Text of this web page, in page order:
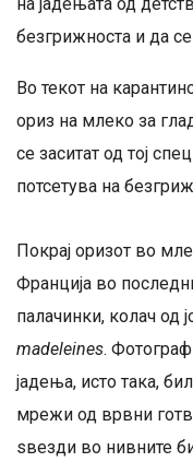
безгрижноста и да
Во текот на
ориз на млеко за
се заситат од тој
потсетува на
Покрај оризот во
Франција во
палачинки, колач од
madeleines.
јадења, исто така,
мрежи од врвни
ѕвезди во нивните